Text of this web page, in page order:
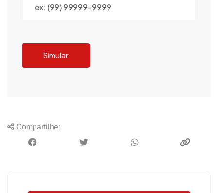
Simular
Compartilhe: